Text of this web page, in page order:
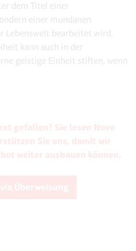
dem Titel einer
einer mundanen
Lebenswelt bearbeitet wird.
kann auch in der
geistige Einheit stiften, wenn